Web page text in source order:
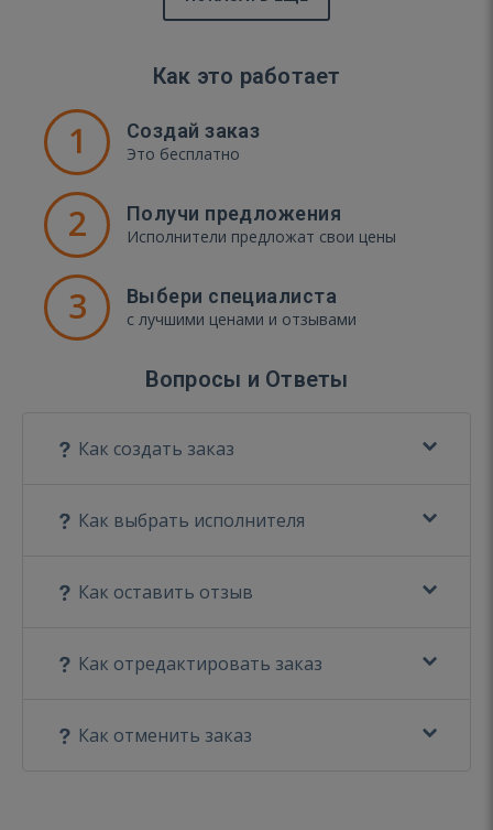
Как это работает
1 Создай заказ
Это бесплатно
2 Получи предложения
Исполнители предложат свои цены
3 Выбери специалиста
с лучшими ценами и отзывами
Вопросы и Ответы
Как создать заказ
Как выбрать исполнителя
Как оставить отзыв
Как отредактировать заказ
Как отменить заказ